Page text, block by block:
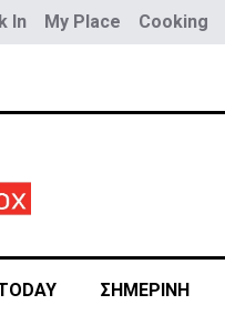
In My Place Cooking
ΣΗΜΕΡΙΝΗ